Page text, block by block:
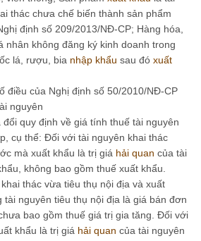
thác chưa chế biến thành sản phẩm
định số 209/2013/NĐ-CP; Hàng hóa,
nhân không đăng ký kinh doanh trong
lá, rượu, bia nhập khẩu sau đó xuất
điều của Nghị định số 50/2010/NĐ-CP
nguyên
quy định về giá tính thuế tài nguyên
cụ thể: Đối với tài nguyên khai thác
mà xuất khẩu là trị giá hải quan của tài
không bao gồm thuế xuất khẩu.
thác vừa tiêu thụ nội địa và xuất
nguyên tiêu thụ nội địa là giá bán đơn
bao gồm thuế giá trị gia tăng. Đối với
khẩu là trị giá hải quan của tài nguyên